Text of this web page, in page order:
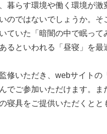
暮らす環境や働く環境が
のではないでしょうか。
ていた「暗闇の中で眠っ
るといわれる「昼寝」を
修いただき、webサイト
でご参加いただけます。ま
寝具をご提供いただくと